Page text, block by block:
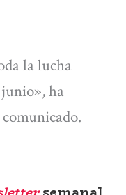
la lucha
ha